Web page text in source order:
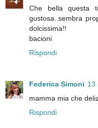
Che bella questa
gustosa..sembra
dolcissima!!
bacioni
Rispondi
Federica Simoni 13
mamma mia che
Rispondi